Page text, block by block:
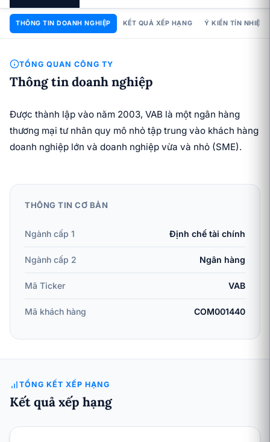
THÔNG TIN DOANH NGHIỆP KẾT QUẢ XẾP HẠNG Ý KIẾN TÍN NHIỆM
TỔNG QUAN CÔNG TY
Thông tin doanh nghiệp
Được thành lập vào năm 2003, VAB là một ngân hàng
thương mại tư nhân quy mô nhỏ tập trung vào khách hàng
doanh nghiệp lớn và doanh nghiệp vừa và nhỏ (SME).
THÔNG TIN CƠ BẢN
Ngành cấp 1 Định chế tài chính
Ngành cấp 2 Ngân hàng
Mã Ticker VAB
Mã khách hàng COM001440
TỔNG KẾT XẾP HẠNG
Kết quả xếp hạng